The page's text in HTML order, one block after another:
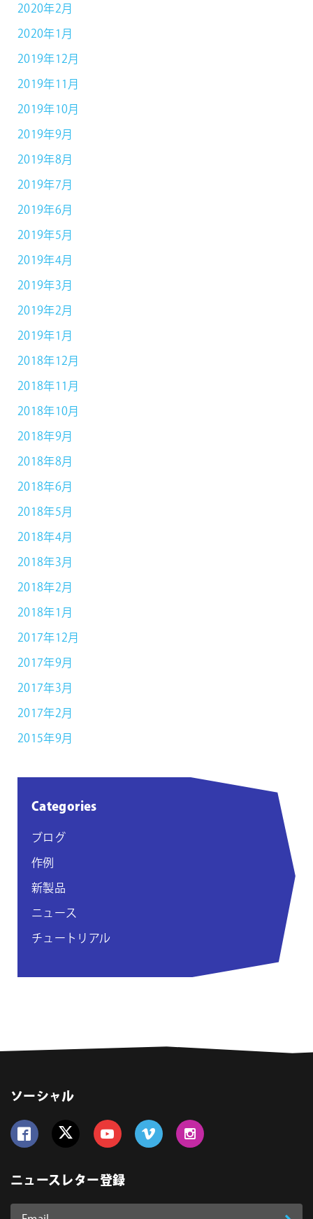
2020年2月
2020年1月
2019年12月
2019年11月
2019年10月
2019年9月
2019年8月
2019年7月
2019年6月
2019年5月
2019年4月
2019年3月
2019年2月
2019年1月
2018年12月
2018年11月
2018年10月
2018年9月
2018年8月
2018年6月
2018年5月
2018年4月
2018年3月
2018年2月
2018年1月
2017年12月
2017年9月
2017年3月
2017年2月
2015年9月
Categories
ブログ
作例
新製品
ニュース
チュートリアル
ソーシャル
ニュースレター登録
Email